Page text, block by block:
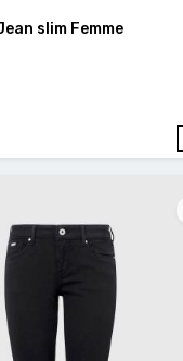
slim Femme